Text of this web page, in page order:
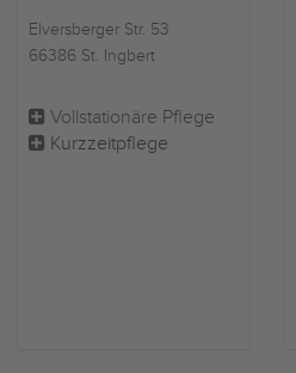
Elversberger Str. 53
66386 St. Ingbert
Vollstationäre Pflege
Kurzzeitpflege